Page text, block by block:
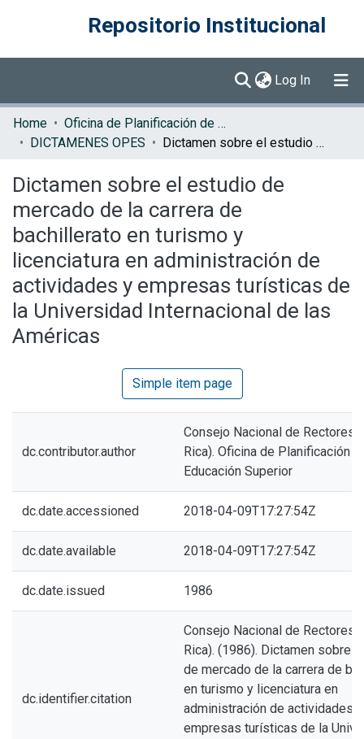
Repositorio Institucional
Log In (current)
Communities & Collections
Browse DSpace
Statistics
Home
Oficina de Planificación de la Educación Superior (OPES)
DICTAMENES OPES
Dictamen sobre el estudio de mercado de la carrera de bachillerato en turismo y licenciatura en administración de actividades y empresas turísticas de la Universidad Internacional de las Américas
Dictamen sobre el estudio de
mercado de la carrera de
bachillerato en turismo y
licenciatura en administración de
actividades y empresas turísticas de
la Universidad Internacional de las
Américas
Simple item page
dc.contributor.author
Consejo Nacional de Rectores
Rica). Oficina de Planificación
Educación Superior
dc.date.accessioned 2018-04-09T17:27:54Z
dc.date.available 2018-04-09T17:27:54Z
dc.date.issued 1986
dc.identifier.citation
Consejo Nacional de Rectores
Rica). (1986). Dictamen sobre
de mercado de la carrera de
en turismo y licenciatura en
administración de actividades y
empresas turísticas de la